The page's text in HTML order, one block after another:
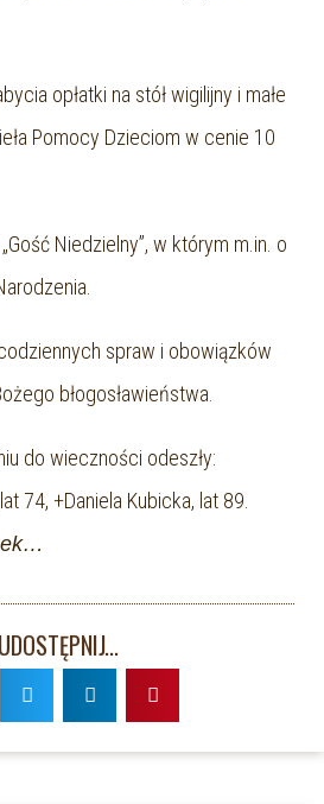
opłatki na stół wigilijny i małe
Pomocy Dzieciom w cenie 10
Niedzielny”, w którym m.in. o
spraw i obowiązków
błogosławieństwa.
do wieczności odeszły:
74, +Daniela Kubicka, lat 89.
UDOSTĘPNIJ...